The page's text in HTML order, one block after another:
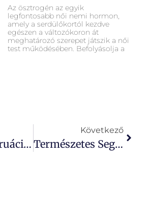
Az ösztrogén az egyik
legfontosabb női nemi hormon,
amely a serdülőkortól kezdve
egészen a változókoron át
meghatározó szerepet játszik a női
test működésében. Befolyásolja a
Erős Menstruációs Vérzés: Okok, Tünetek És Természetes Kezelési Lehetőségek A Női Egészség Támogatására
Következő
Természetes Segítség A Változókor Tüneteinek Enyhítésére Gyógynövényekkel